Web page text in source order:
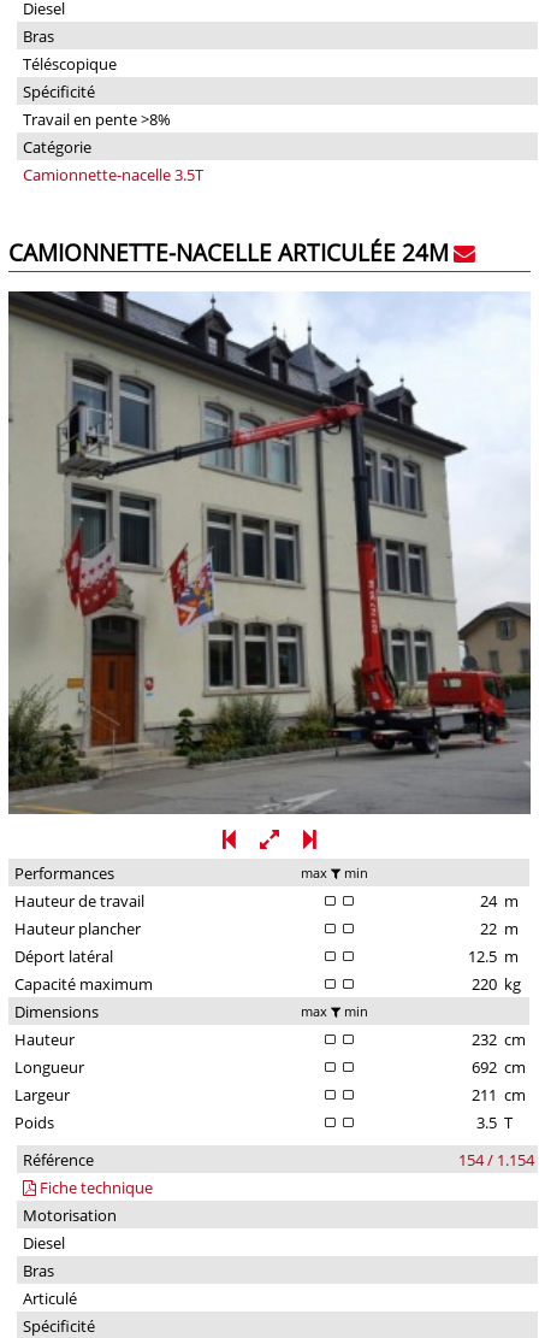
Diesel
Bras
Téléscopique
Spécificité
Travail en pente >8%
Catégorie
Camionnette-nacelle 3.5T
CAMIONNETTE-NACELLE ARTICULÉE 24M
Performances max min
Hauteur de travail 24 m
Hauteur plancher
22 m
Déport latéral
12.5 m
Capacité maximum
220 kg
Dimensions
max min
Hauteur 232 cm
Longueur
692 cm
Largeur
211 cm
Poids
3.5 T
Référence
154 / 1.154
Fiche technique
Motorisation
Diesel
Bras
Articulé
Spécificité